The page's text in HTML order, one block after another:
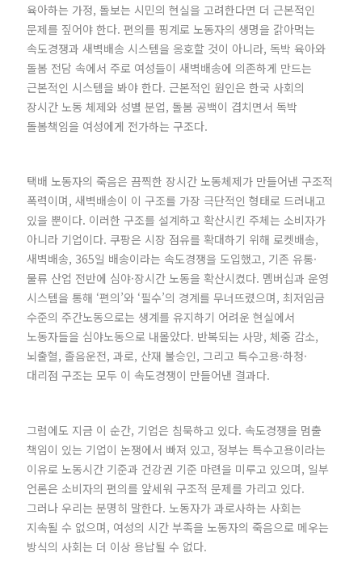
육아하는 가정, 돌보는 시민의 현실을 고려한다면 더 근본적인
문제를 짚어야 한다. 편의를 핑계로 노동자의 생명을 갉아먹는
속도경쟁과 새벽배송 시스템을 옹호할 것이 아니라, 독박 육아와
돌봄 전담 속에서 주로 여성들이 새벽배송에 의존하게 만드는
근본적인 시스템을 봐야 한다. 근본적인 원인은 한국 사회의
장시간 노동 체제와 성별 분업, 돌봄 공백이 겹치면서 독박
돌봄책임을 여성에게 전가하는 구조다.
택배 노동자의 죽음은 끔찍한 장시간 노동체제가 만들어낸 구조적
폭력이며, 새벽배송이 이 구조를 가장 극단적인 형태로 드러내고
있을 뿐이다. 이러한 구조를 설계하고 확산시킨 주체는 소비자가
아니라 기업이다. 쿠팡은 시장 점유를 확대하기 위해 로켓배송,
새벽배송, 365일 배송이라는 속도경쟁을 도입했고, 기존 유통·
물류 산업 전반에 심야·장시간 노동을 확산시켰다. 멤버십과 운영
시스템을 통해 ‘편의’와 ‘필수’의 경계를 무너뜨렸으며, 최저임금
수준의 주간노동으로는 생계를 유지하기 어려운 현실에서
노동자들을 심야노동으로 내몰았다. 반복되는 사망, 체중 감소,
뇌출혈, 졸음운전, 과로, 산재 불승인, 그리고 특수고용·하청·
대리점 구조는 모두 이 속도경쟁이 만들어낸 결과다.
그럼에도 지금 이 순간, 기업은 침묵하고 있다. 속도경쟁을 멈출
책임이 있는 기업이 논쟁에서 빠져 있고, 정부는 특수고용이라는
이유로 노동시간 기준과 건강권 기준 마련을 미루고 있으며, 일부
언론은 소비자의 편의를 앞세워 구조적 문제를 가리고 있다.
그러나 우리는 분명히 말한다. 노동자가 과로사하는 사회는
지속될 수 없으며, 여성의 시간 부족을 노동자의 죽음으로 메우는
방식의 사회는 더 이상 용납될 수 없다.